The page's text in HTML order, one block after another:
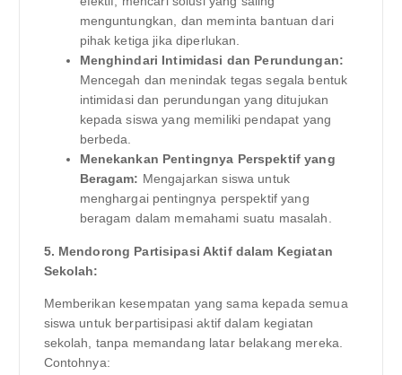
menguntungkan, dan meminta bantuan dari
pihak ketiga jika diperlukan.
Menghindari Intimidasi dan Perundungan:
Mencegah dan menindak tegas segala bentuk
intimidasi dan perundungan yang ditujukan
kepada siswa yang memiliki pendapat yang
berbeda.
Menekankan Pentingnya Perspektif yang
Beragam: Mengajarkan siswa untuk
menghargai pentingnya perspektif yang
beragam dalam memahami suatu masalah.
5. Mendorong Partisipasi Aktif dalam Kegiatan
Sekolah:
Memberikan kesempatan yang sama kepada semua
siswa untuk berpartisipasi aktif dalam kegiatan
sekolah, tanpa memandang latar belakang mereka.
Contohnya: